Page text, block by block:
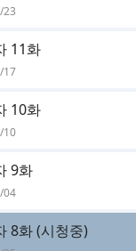
23
11화
17
10화
10
9화
04
8화 (시청중)